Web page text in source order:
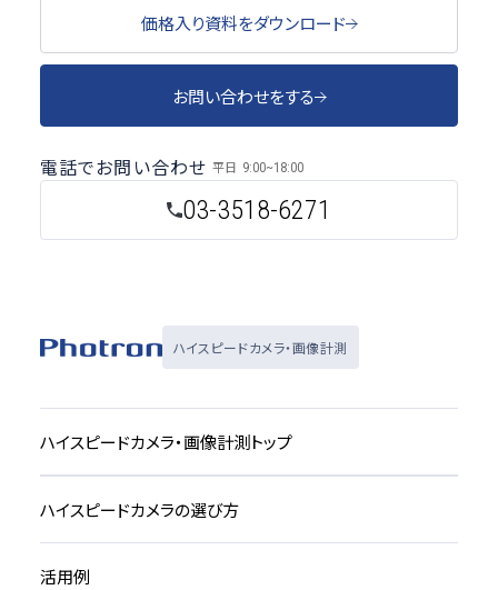
価格入り資料をダウンロード
お問い合わせをする
03-3518-6271
電話でお問い合わせ 平日 9:00~18:00
ハイスピードカメラ・画像計測
ハイスピードカメラ・画像計測トップ
ハイスピードカメラの選び方
活用例